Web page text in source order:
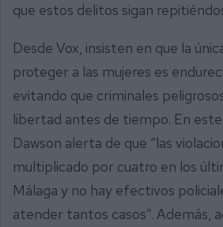
que estos delitos sigan
Desde Vox, insisten en que la
proteger a las mujeres es
evitando que criminales
libertad antes de tiempo. En
Dawson alerta de que “las
multiplicado por cuatro en los
Málaga y no hay efectivos
atender tantos casos”. Además,